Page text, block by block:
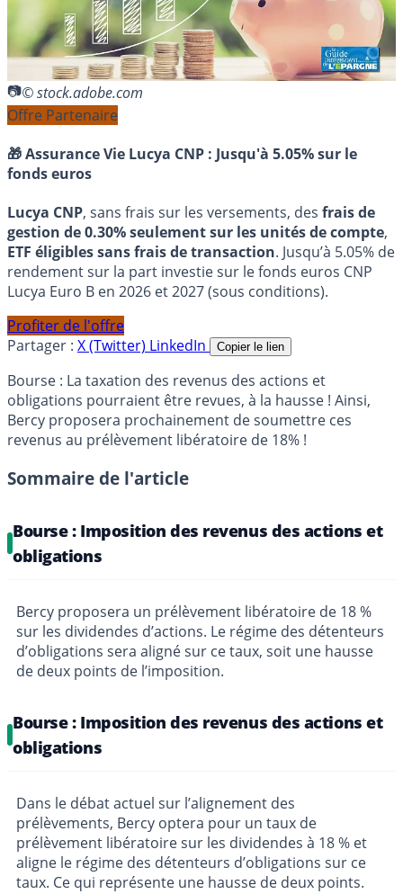
© stock.adobe.com
Offre Partenaire
🎁 Assurance Vie Lucya CNP : Jusqu'à 5.05% sur le
fonds euros
Lucya CNP, sans frais sur les versements, des frais de
gestion de 0.30% seulement sur les unités de compte,
ETF éligibles sans frais de transaction. Jusqu’à 5.05% de
rendement sur la part investie sur le fonds euros CNP
Lucya Euro B en 2026 et 2027 (sous conditions).
Profiter de l'offre
Partager : X (Twitter) LinkedIn Copier le lien
Bourse : La taxation des revenus des actions et
obligations pourraient être revues, à la hausse ! Ainsi,
Bercy proposera prochainement de soumettre ces
revenus au prélèvement libératoire de 18% !
Sommaire de l'article
Bourse : Imposition des revenus des actions et
obligations
Bercy proposera un prélèvement libératoire de 18 %
sur les dividendes d’actions. Le régime des détenteurs
d’obligations sera aligné sur ce taux, soit une hausse
de deux points de l’imposition.
Bourse : Imposition des revenus des actions et
obligations
Dans le débat actuel sur l’alignement des
prélèvements, Bercy optera pour un taux de
prélèvement libératoire sur les dividendes à 18 % et
aligne le régime des détenteurs d’obligations sur ce
taux. Ce qui représente une hausse de deux points.